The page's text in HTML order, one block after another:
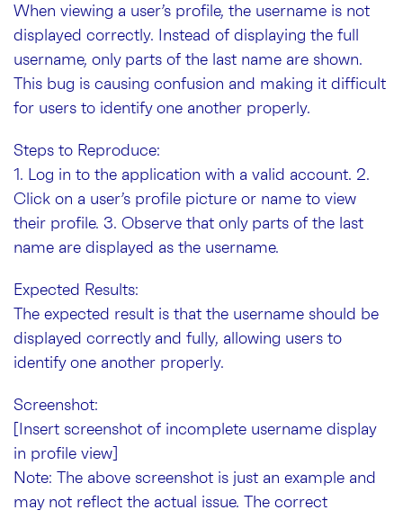
When viewing a user’s profile, the username is not
displayed correctly. Instead of displaying the full
username, only parts of the last name are shown.
This bug is causing confusion and making it difficult
for users to identify one another properly.
Steps to Reproduce:
1. Log in to the application with a valid account. 2.
Click on a user’s profile picture or name to view
their profile. 3. Observe that only parts of the last
name are displayed as the username.
Expected Results:
The expected result is that the username should be
displayed correctly and fully, allowing users to
identify one another properly.
Screenshot:
[Insert screenshot of incomplete username display
in profile view]
Note: The above screenshot is just an example and
may not reflect the actual issue. The correct